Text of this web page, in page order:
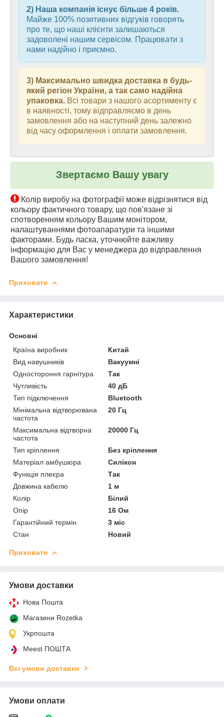
2) Наша компанія існує більше 4 років.
Майже 100% позитивних відгуків говорять
про те, що наші клієнти залишаються
задоволені нашим сервісом. Працювати з
нами надійно і приємно.
3) Максимально швидка доставка в будь-
який регіон України, а так само надійна
упаковка. Всі товари з нашого асортименту є
в наявності, тому відправляємо в день
замовлення або на наступний день залежно
від часу оформлення і оплати замовлення.
Звертаємо Вашу увагу
Колір виробу на фотографії може відрізнятися від
кольору фактичного товару, що пов'язане зі
спотворенням кольору Вашим монітором,
налаштуваннями фотоапаратури та іншими
факторами. Будь ласка, уточнюйте важливу
інформацію для Вас у менеджера до відправлення
Вашого замовлення!
Приховати
Характеристики
Основні
Країна виробник
Китай
Вид навушників
Вакуумні
Одностороння гарнітура
Так
Чутливість
40 дБ
Тип підключення
Bluetooth
Мінімальна відтворювана
частота
20 Гц
Максимальна відтворна
частота
20000 Гц
Тип кріплення
Без кріплення
Матеріал амбушюра
Силікон
Функція плеєра
Так
Довжина кабелю
1 м
Колір
Білий
Опір
16 Ом
Гарантійний термін
3 міс
Стан
Новий
Приховати
Умови доставки
Нова Пошта
Магазини Rozetka
Укрпошта
Meest ПОШТА
Всі умови доставки
Умови оплати